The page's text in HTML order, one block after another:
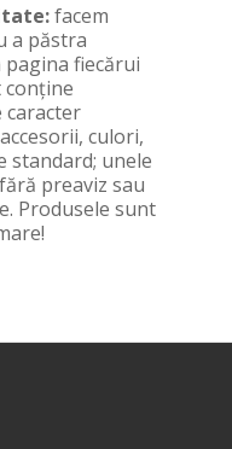
facem
a păstra
fiecărui
caracter
culori,
standard; unele
preaviz sau
Produsele sunt